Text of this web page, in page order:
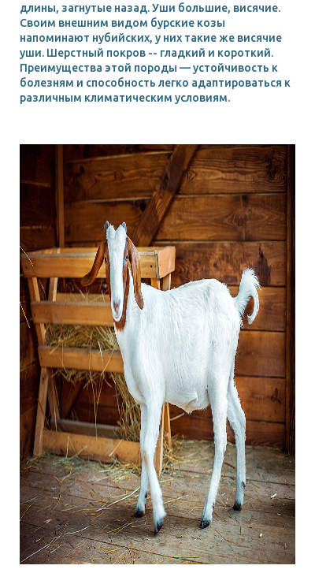
длины, загнутые назад. Уши большие, висячие.
Своим внешним видом бурские козы
напоминают нубийских, у них такие же висячие
уши. Шерстный покров -- гладкий и короткий.
Преимущества этой породы — устойчивость к
болезням и способность легко адаптироваться к
различным климатическим условиям.